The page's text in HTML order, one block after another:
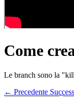
Come
Le branch sono la
← Precedente